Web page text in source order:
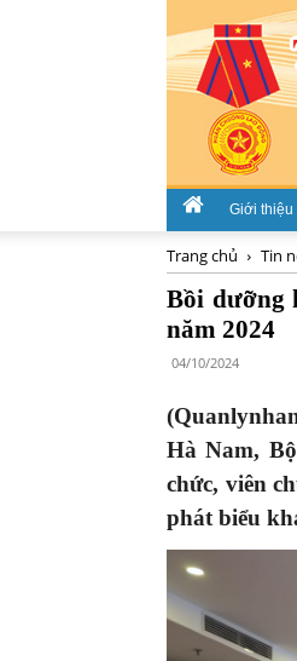
Giới thiệu
Trang chủ Tin
Bồi dưỡng
năm 2024
04/10/2024
Hà Nam,
chức, viên
phát biểu